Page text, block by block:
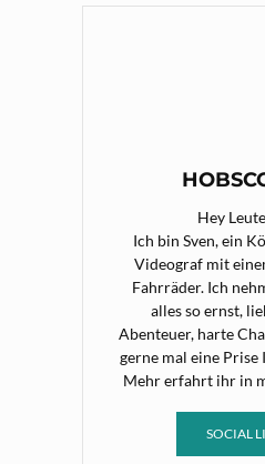
Hey
Ich bin Sven, ein
Videograf mit
Fahrräder. Ich
alles so ernst,
Abenteuer, harte
gerne mal eine
Mehr erfahrt ihr in
SOCIAL